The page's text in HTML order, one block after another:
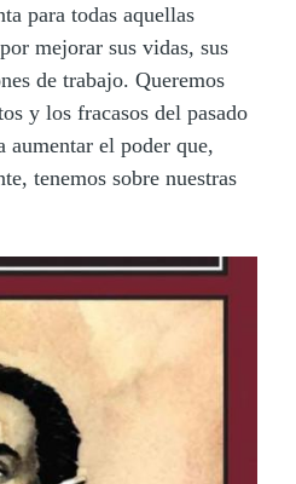
para todas aquellas
mejorar sus vidas, sus
de trabajo. Queremos
y los fracasos del pasado
aumentar el poder que,
tenemos sobre nuestras